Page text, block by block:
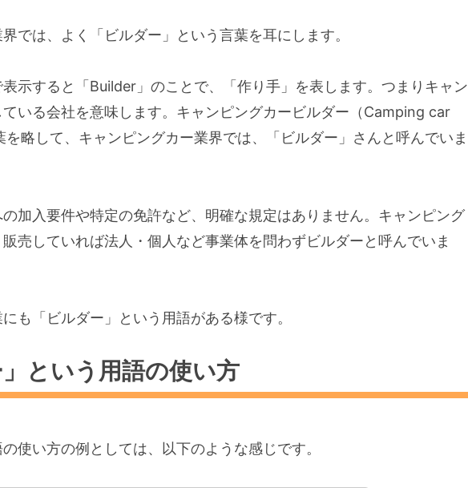
では、よく「ビルダー」という言葉を耳にします。
示すると「Builder」のことで、「作り手」を表します。つまりキャン
ている会社を意味します。キャンピングカービルダー（Camping car
略して、キャンピングカー業界では、「ビルダー」さんと呼んでいま
加入要件や特定の免許など、明確な規定はありません。キャンピング
売していれば法人・個人など事業体を問わずビルダーと呼んでいま
も「ビルダー」という用語がある様です。
」という用語の使い方
使い方の例としては、以下のような感じです。